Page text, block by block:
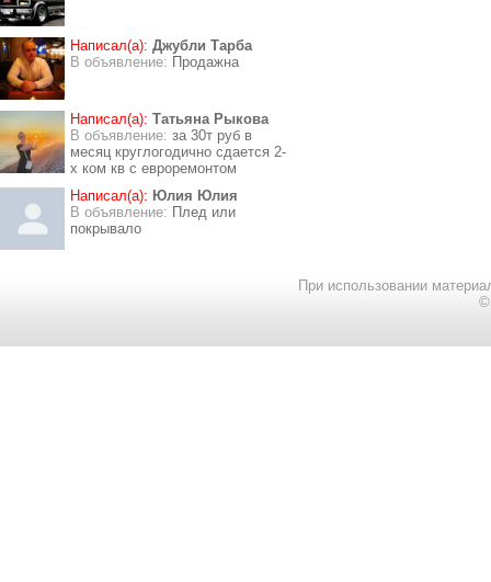
Написал(а): Джубли Тарба
В объявление: Продажна
Написал(а): Татьяна Рыкова
В объявление: за 30т руб в
месяц круглогодично сдается 2-
х ком кв с евроремонтом
Написал(а): Юлия Юлия
В объявление: Плед или
покрывало
При использовании